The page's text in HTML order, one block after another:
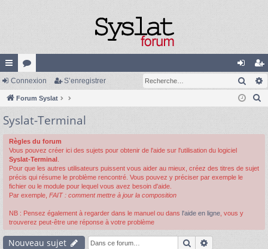
cc
ès
ra
pi
de
or
u
m
s
on
ne
on
’e
nr
ist
Connexion S’enregistrer
Forum Syslat
Syslat-Terminal
Règles du forum
Vous pouvez créer ici des sujets pour obtenir de l'aide sur l'utilisation du logiciel
Syslat-Terminal
Pour que les autres utilisateurs puissent vous aider au mieux, créez des titres de sujet
précis qui résume le problème rencontré. Vous pouvez y préciser par exemple le
fichier ou le module pour lequel vous avez besoin d'aide.
Par exemple, FAIT : comment mettre à jour la composition
NB : Pensez également à regarder dans le manuel ou dans l'aide en ligne , vous y
trouverez peut-être une réponse à votre problème
Nouveau sujet Rechercher